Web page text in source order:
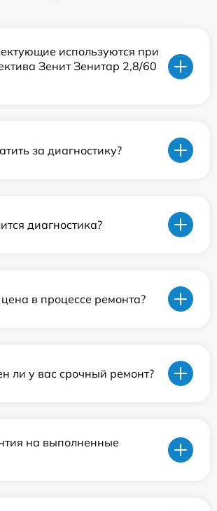
используются при
Зенит Зенитар 2,8/60
за диагностику?
диагностика?
в процессе ремонта?
ли у вас срочный ремонт?
на выполненные